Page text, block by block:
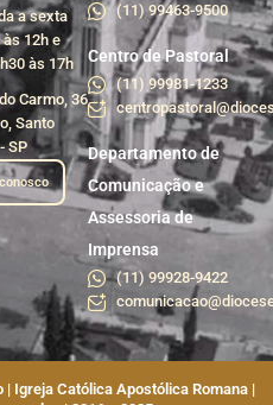
a sexta
12h e
às 17h
Carmo, 36
Santo
SP
(11) 99463-9500
Centro de Pastoral
(11) 99981-1233
Departamento de
Comunicação e
Assessoria de
Imprensa
(11) 99928-9422
| Igreja Católica Apostólica Romana |